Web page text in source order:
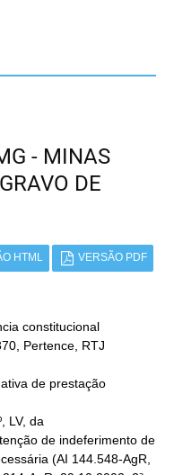
- MINAS
DE
HTML VERSÃO PDF
constitucional
LV, da